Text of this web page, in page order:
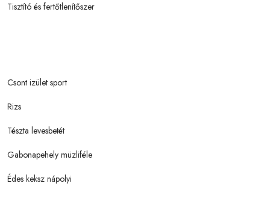
Tisztító és fertőtlenítőszer
Csont izület sport
Rizs
Tészta levesbetét
Gabonapehely müzliféle
Édes keksz nápolyi